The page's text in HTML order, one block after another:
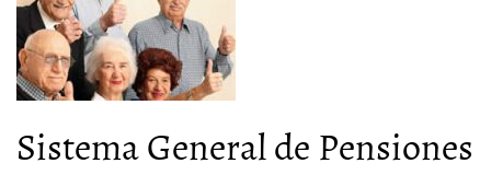
Sistema General de Pensiones